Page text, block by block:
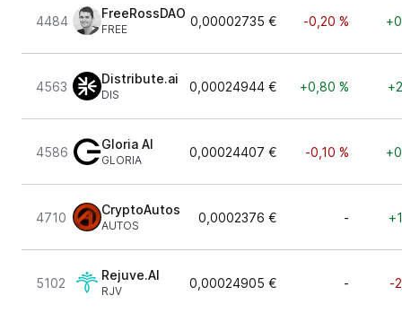
4484
FreeRossDAO
FREE
0,00002735 € -0,20 %
4563
Distribute.ai
DIS
0,00024944 € +0,80 %
4586
Gloria AI
GLORIA
0,00024407 € -0,10 %
4710
CryptoAutos
AUTOS
0,0002376 € -
5102
Rejuve.AI
RJV
0,00024905 € - -